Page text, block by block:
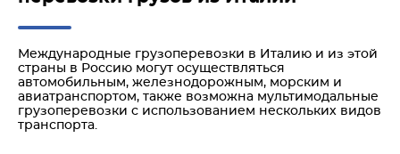
Международные грузоперевозки в Италию и из этой
страны в Россию могут осуществляться
автомобильным, железнодорожным, морским и
авиатранспортом, также возможна мультимодальные
грузоперевозки с использованием нескольких видов
транспорта.